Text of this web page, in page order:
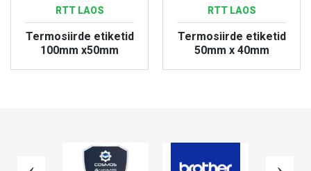
RTT LAOS
Termosiirde etiketid
100mm x50mm
RTT LAOS
Termosiirde etiketid
50mm x 40mm